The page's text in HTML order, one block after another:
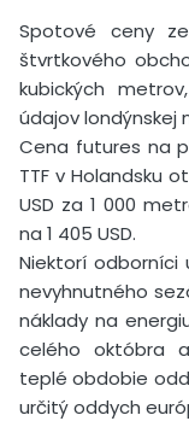
Spotové ceny
štvrtkového
kubických
údajov londýnskej
Cena futures na
TTF v Holandsku
USD za 1 000
na 1 405 USD.
Niektorí odborníci
nevyhnutného
náklady na
celého októbra
teplé obdobie
určitý oddych